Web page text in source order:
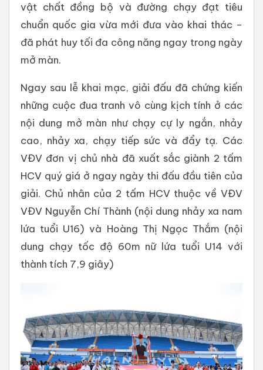
vật chất đồng bộ và đường chạy đạt tiêu
chuẩn quốc gia vừa mới đưa vào khai thác –
đã phát huy tối đa công năng ngay trong ngày
mở màn.
Ngay sau lễ khai mạc, giải đấu đã chứng kiến
những cuộc đua tranh vô cùng kịch tính ở các
nội dung mở màn như chạy cự ly ngắn, nhảy
cao, nhảy xa, chạy tiếp sức và đẩy tạ. Các
VĐV đơn vị chủ nhà đã xuất sắc giành 2 tấm
HCV quý giá ở ngay ngày thi đấu đầu tiên của
giải. Chủ nhân của 2 tấm HCV thuộc về VĐV
VĐV Nguyễn Chí Thành (nội dung nhảy xa nam
lứa tuổi U16) và Hoàng Thị Ngọc Thắm (nội
dung chạy tốc độ 60m nữ lứa tuổi U14 với
thành tích 7,9 giây)